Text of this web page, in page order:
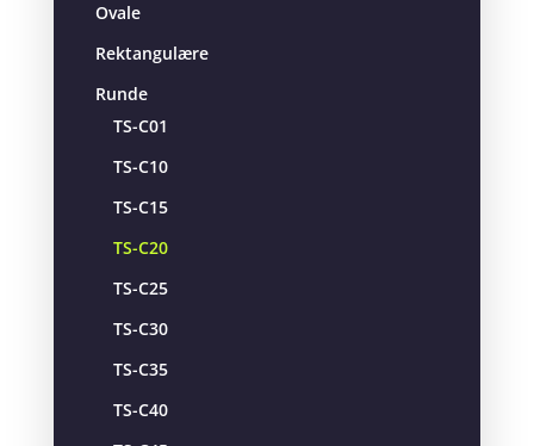
Ovale
Rektangulære
Runde
TS-C01
TS-C10
TS-C15
TS-C20
TS-C25
TS-C30
TS-C35
TS-C40